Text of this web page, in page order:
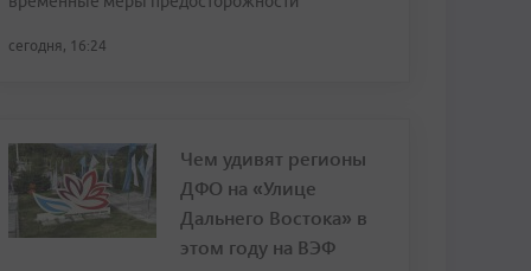
сегодня, 16:24
Чем удивят регионы
ДФО на «Улице
Дальнего Востока» в
этом году на ВЭФ